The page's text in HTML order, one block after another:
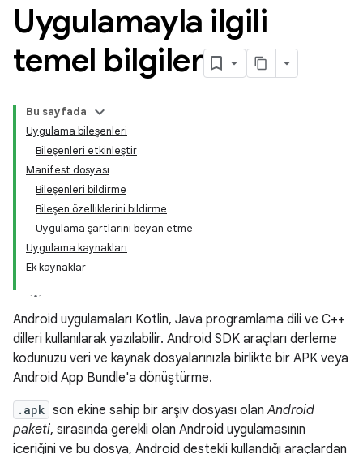
Uygulamayla ilgili
temel bilgiler
Bu sayfada
Uygulama bileşenleri
Bileşenleri etkinleştir
Manifest dosyası
Bileşenleri bildirme
Bileşen özelliklerini bildirme
Uygulama şartlarını beyan etme
Uygulama kaynakları
Ek kaynaklar
Android uygulamaları Kotlin, Java programlama dili ve C++
dilleri kullanılarak yazılabilir. Android SDK araçları derleme
kodunuzu veri ve kaynak dosyalarınızla birlikte bir APK veya
Android App Bundle'a dönüştürme.
.apk son ekine sahip bir arşiv dosyası olanAndroid
paketi, sırasında gerekli olan Android uygulamasının
içeriğini ve bu dosya, Android destekli kullandığı araçlardan